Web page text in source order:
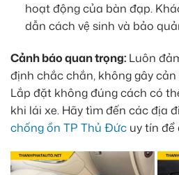
hoạt động của bàn đạp.
dẫn cách vệ sinh và bảo
Cảnh báo quan trọng: Luôn
định chắc chắn, không gây
Lắp đặt không đúng cách có
khi lái xe. Hãy tìm đến các địa
chống ồn TP Thủ Đức uy tín để